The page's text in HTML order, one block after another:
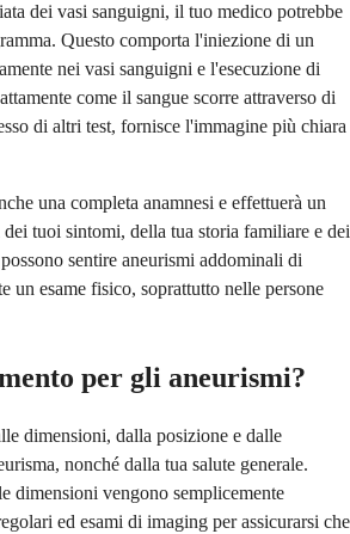
dei vasi sanguigni, il tuo medico potrebbe
Questo comporta l'iniezione di un
nei vasi sanguigni e l'esecuzione di
come il sangue scorre attraverso di
di altri test, fornisce l'immagine più chiara
una completa anamnesi e effettuerà un
tuoi sintomi, della tua storia familiare e dei
sentire aneurismi addominali di
un esame fisico, soprattutto nelle persone
per gli aneurismi?
dimensioni, dalla posizione e dalle
nonché dalla tua salute generale.
dimensioni vengono semplicemente
ed esami di imaging per assicurarsi che